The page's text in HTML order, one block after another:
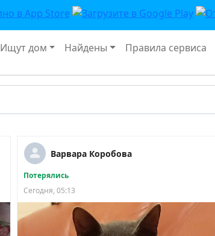
Ищут дом Найдены Правила сервиса
Варвара Коробова
Потерялись
Сегодня, 05:13